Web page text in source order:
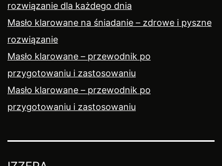
rozwiązanie dla każdego dnia
Masło klarowane na śniadanie – zdrowe i pyszne
rozwiązanie
Masło klarowane – przewodnik po
przygotowaniu i zastosowaniu
Masło klarowane – przewodnik po
przygotowaniu i zastosowaniu